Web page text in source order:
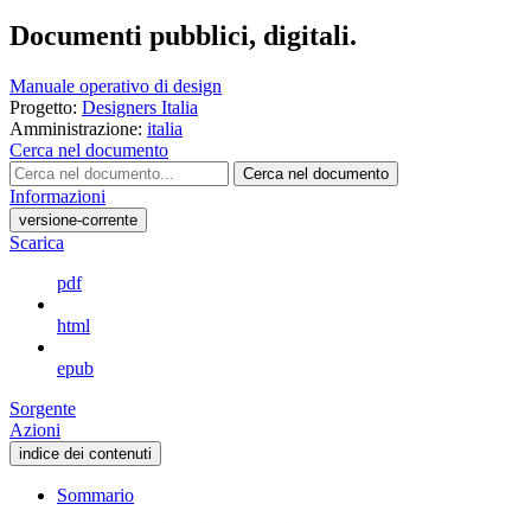
Documenti pubblici, digitali.
Manuale operativo di design
Progetto: Designers Italia
Amministrazione: italia
Cerca nel documento
Cerca nel documento
Informazioni
versione-corrente
Scarica
pdf
html
epub
Sorgente
Azioni
indice dei contenuti
Sommario